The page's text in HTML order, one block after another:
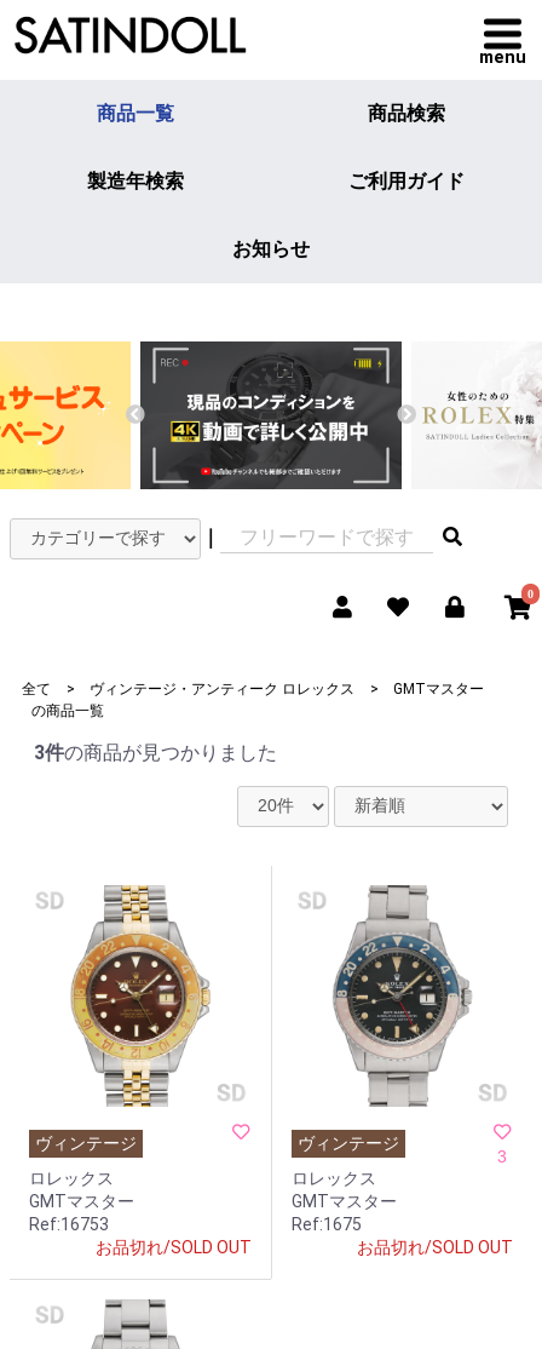
menu
商品一覧 商品検索
製造年検索 ご利用ガイド
お知らせ
｜
0
全て > ヴィンテージ・アンティーク ロレックス >
GMTマスター
の商品一覧
3件の商品が見つかりました
ヴィンテージ
ロレックス
GMTマスター
Ref:16753
お品切れ/SOLD OUT
ヴィンテージ
3
ロレックス
GMTマスター
Ref:1675
お品切れ/SOLD OUT